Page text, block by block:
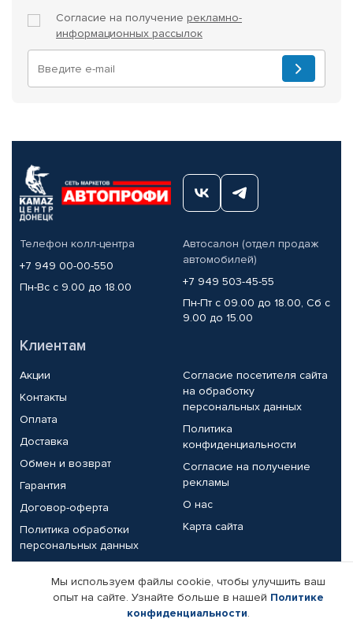
Согласие на получение рекламно-
информационных рассылок
Телефон колл-центра
+7 949 00-00-550
Пн-Вс с 9.00 до 18.00
Автосалон (отдел продаж
автомобилей)
+7 949 503-45-55
Пн-Пт с 09.00 до 18.00, Сб с
9.00 до 15.00
Клиентам
Акции
Контакты
Оплата
Доставка
Обмен и возврат
Гарантия
Договор-оферта
Политика обработки
персональных данных
Согласие посетителя сайта
на обработку
персональных данных
Политика
конфиденциальности
Согласие на получение
рекламы
О нас
Карта сайта
Партнерам
Корпоративным клиентам
Реквизиты компании
Мы используем файлы cookie, чтобы улучшить ваш
опыт на сайте. Узнайте больше в нашей Политике
конфиденциальности.